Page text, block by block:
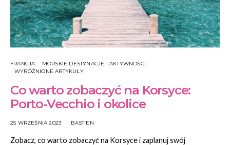
FRANCJA
MORSKIE DESTYNACJE I AKTYWNOŚCI
WYRÓŻNIONE ARTYKUŁY
Co warto zobaczyć na Korsyce:
Porto-Vecchio i okolice
25 WRZEŚNIA 2023 BASTIEN
Zobacz, co warto zobaczyć na Korsyce i zaplanuj swój